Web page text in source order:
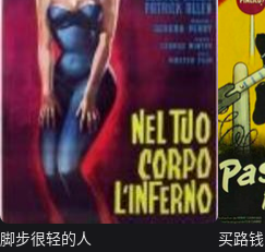
脚步很轻的人
买路钱